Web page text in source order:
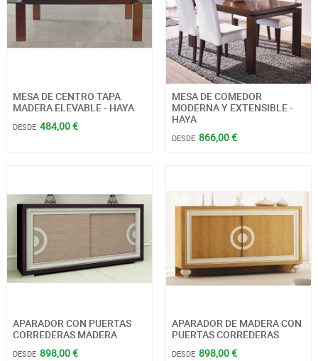
MESA DE CENTRO TAPA
MADERA ELEVABLE - HAYA
DESDE 484,00 €
MESA DE COMEDOR
MODERNA Y EXTENSIBLE -
HAYA
DESDE 866,00 €
APARADOR CON PUERTAS
CORREDERAS MADERA
DESDE 898,00 €
APARADOR DE MADERA CON
PUERTAS CORREDERAS
DESDE 898,00 €